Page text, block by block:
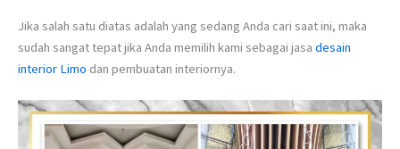
Jika salah satu diatas adalah yang sedang Anda cari saat ini, maka
sudah sangat tepat jika Anda memilih kami sebagai jasa desain
interior Limo dan pembuatan interiornya.